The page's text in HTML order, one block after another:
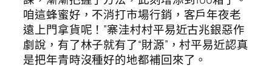
咱這蜂蜜好，不消打市場行銷，客戶年夜老
遠上門拿貨呢！”寨洼村村平易近古兆銀惡作
劇說，有了林子就有了“財源”，村平易近認真
是把年青時沒種好的地都補回來了。